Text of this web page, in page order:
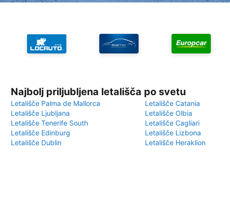
Najbolj priljubljena letališča po svetu
Letališče Palma de Mallorca
Letališče Catania
Letališče Ljubljana
Letališče Olbia
Letališče Tenerife South
Letališče Cagliari
Letališče Edinburg
Letališče Lizbona
Letališče Dublin
Letališče Heraklion